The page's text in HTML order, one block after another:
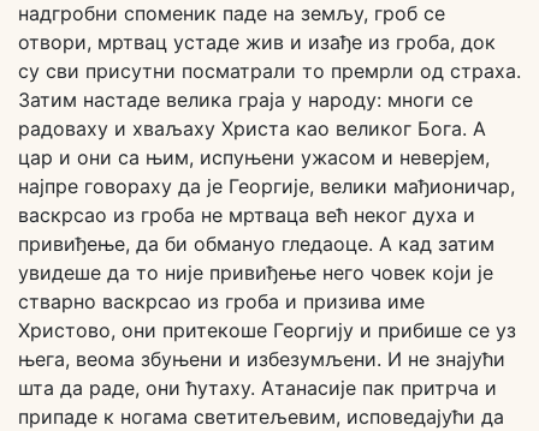
надгробни споменик паде на земљу, гроб се
отвори, мртвац устаде жив и изађе из гроба, док
су сви присутни посматрали то премрли од страха.
Затим настаде велика граја у народу: многи се
радоваху и хваљаху Христа као великог Бога. А
цар и они са њим, испуњени ужасом и неверјем,
најпре говораху да је Георгије, велики мађионичар,
васкрсао из гроба не мртваца већ неког духа и
привиђење, да би обмануо гледаоце. А кад затим
увидеше да то није привиђење него човек који је
стварно васкрсао из гроба и призива име
Христово, они притекоше Георгију и прибише се уз
њега, веома збуњени и избезумљени. И не знајући
шта да раде, они ћутаху. Атанасије пак притрча и
припаде к ногама светитељевим, исповедајући да